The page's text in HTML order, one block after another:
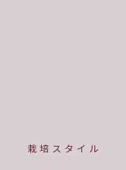
栽培スタイル